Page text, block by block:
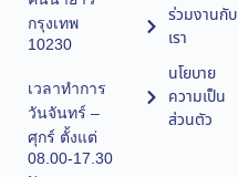
กรุงเทพ
10230
เวลาทำการ
วันจันทร์ –
ศุกร์ ตั้งแต่
08.00-17.30
ร่วมงานกับ
เรา
นโยบาย
ความเป็น
ส่วนตัว